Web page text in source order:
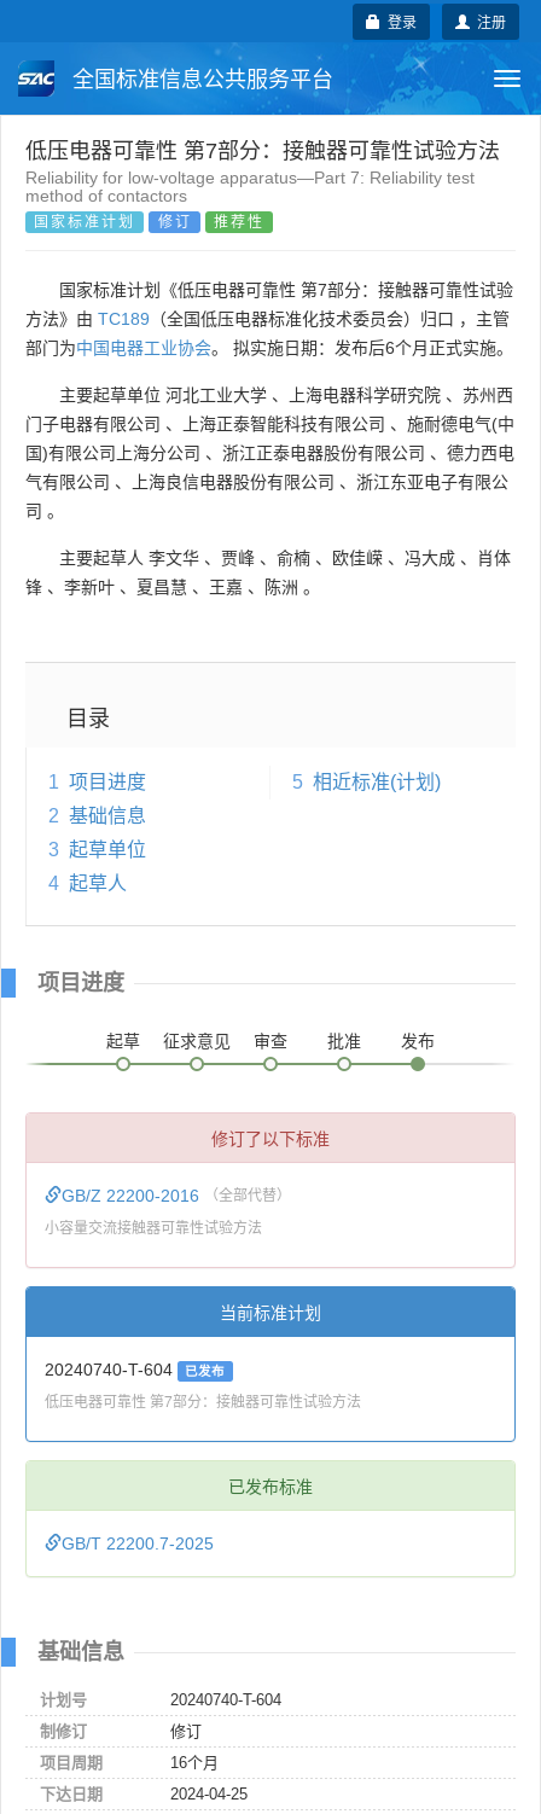
注册
登录
全国标准信息公共服务平台
国家标准 行业标准 地方标准
团体标准
低压电器可靠性 第7部分：接触器可靠性试验方法
Reliability for low-voltage apparatus—Part 7: Reliability test
method of contactors
国家标准计划 修订 推荐性
国家标准计划《低压电器可靠性 第7部分：接触器可靠性试验
方法》由 TC189 （全国低压电器标准化技术委员会）归口 ，主管
部门为中国电器工业协会。 拟实施日期：发布后6个月正式实施。
主要起草单位 河北工业大学 、 上海电器科学研究院 、 苏州西
门子电器有限公司 、 上海正泰智能科技有限公司 、 施耐德电气(中
国)有限公司上海分公司 、 浙江正泰电器股份有限公司 、 德力西电
气有限公司 、 上海良信电器股份有限公司 、 浙江东亚电子有限公
司 。
主要起草人 李文华 、 贾峰 、 俞楠 、 欧佳嵘 、 冯大成 、
肖体
锋 、 李新叶 、 夏昌慧 、 王嘉 、 陈洲 。
目录
1 项目进度
2 基础信息
3 起草单位
4 起草人
5 相近标准(计划)
项目进度
起草 征求意见 审查 批准 发布
修订了以下标准
GB/Z 22200-2016 （全部代替）
小容量交流接触器可靠性试验方法
当前标准计划
20240740-T-604 已发布
低压电器可靠性 第7部分：接触器可靠性试验方法
已发布标准
GB/T 22200.7-2025
基础信息
计划号
20240740-T-604
制修订
修订
项目周期
16个月
下达日期
2024-04-25